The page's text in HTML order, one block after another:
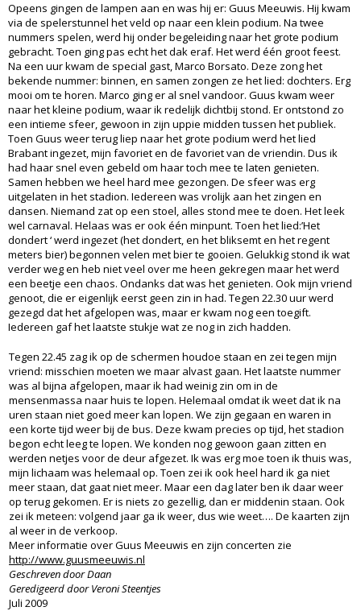
Opeens gingen de lampen aan en was hij er: Guus Meeuwis. Hij kwam
via de spelerstunnel het veld op naar een klein podium. Na twee
nummers spelen, werd hij onder begeleiding naar het grote podium
gebracht. Toen ging pas echt het dak eraf. Het werd één groot feest.
Na een uur kwam de special gast, Marco Borsato. Deze zong het
bekende nummer: binnen, en samen zongen ze het lied: dochters. Erg
mooi om te horen. Marco ging er al snel vandoor. Guus kwam weer
naar het kleine podium, waar ik redelijk dichtbij stond. Er ontstond zo
een intieme sfeer, gewoon in zijn uppie midden tussen het publiek.
Toen Guus weer terug liep naar het grote podium werd het lied
Brabant ingezet, mijn favoriet en de favoriet van de vriendin. Dus ik
had haar snel even gebeld om haar toch mee te laten genieten.
Samen hebben we heel hard mee gezongen. De sfeer was erg
uitgelaten in het stadion. Iedereen was vrolijk aan het zingen en
dansen. Niemand zat op een stoel, alles stond mee te doen. Het leek
wel carnaval. Helaas was er ook één minpunt. Toen het lied:’Het
dondert ‘ werd ingezet (het dondert, en het bliksemt en het regent
meters bier) begonnen velen met bier te gooien. Gelukkig stond ik wat
verder weg en heb niet veel over me heen gekregen maar het werd
een beetje een chaos. Ondanks dat was het genieten. Ook mijn vriend
genoot, die er eigenlijk eerst geen zin in had. Tegen 22.30 uur werd
gezegd dat het afgelopen was, maar er kwam nog een toegift.
Iedereen gaf het laatste stukje wat ze nog in zich hadden.
Tegen 22.45 zag ik op de schermen houdoe staan en zei tegen mijn
vriend: misschien moeten we maar alvast gaan. Het laatste nummer
was al bijna afgelopen, maar ik had weinig zin om in de
mensenmassa naar huis te lopen. Helemaal omdat ik weet dat ik na
uren staan niet goed meer kan lopen. We zijn gegaan en waren in
een korte tijd weer bij de bus. Deze kwam precies op tijd, het stadion
begon echt leeg te lopen. We konden nog gewoon gaan zitten en
werden netjes voor de deur afgezet. Ik was erg moe toen ik thuis was,
mijn lichaam was helemaal op. Toen zei ik ook heel hard ik ga niet
meer staan, dat gaat niet meer. Maar een dag later ben ik daar weer
op terug gekomen. Er is niets zo gezellig, dan er middenin staan. Ook
zei ik meteen: volgend jaar ga ik weer, dus wie weet…. De kaarten zijn
al weer in de verkoop.
Meer informatie over Guus Meeuwis en zijn concerten zie
http://www.guusmeeuwis.nl
Geschreven door Daan
Geredigeerd door Veroni Steentjes
Juli 2009